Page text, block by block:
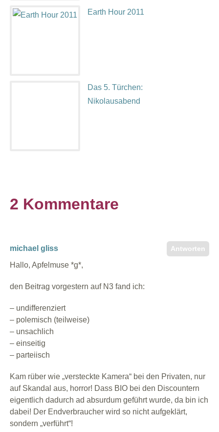
Earth Hour 2011
Das 5. Türchen:
Nikolausabend
2 Kommentare
Antworten
michael gliss
Hallo, Apfelmuse *g*,
den Beitrag vorgestern auf N3 fand ich:
– undifferenziert
– polemisch (teilweise)
– unsachlich
– einseitig
– parteiisch
Kam rüber wie „versteckte Kamera“ bei den Privaten, nur
auf Skandal aus, horror! Dass BIO bei den Discountern
eigentlich dadurch ad absurdum geführt wurde, da bin ich
dabei! Der Endverbraucher wird so nicht aufgeklärt,
sondern „verführt“!